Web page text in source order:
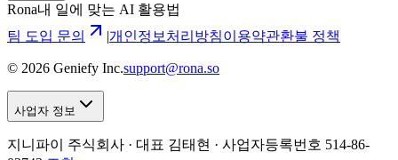
Rona내 일에 맞는 AI 활용법
팀 도입 문의
|개인정보처리방침이용약관환불 정책
© 2026 Geniefy Inc.support@rona.so
사업자 정보
지니파이 주식회사 · 대표 김태현 · 사업자등록번호 514-86-